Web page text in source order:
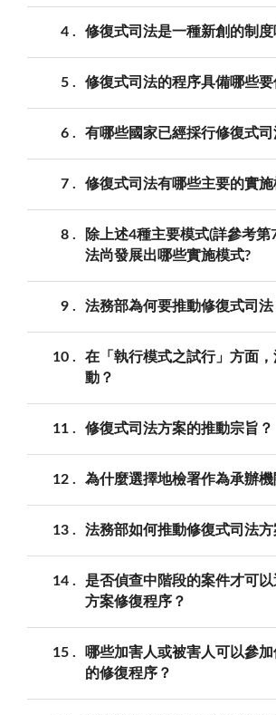
4 修復式司法是一種新創的制度
5 修復式司法的程序具備哪些要
6 有哪些國家已經採行修復式司
7 修復式司法有哪些主要的實施
8
除上述4種主要模式(詳參考第
法尚發展出哪些實施模式?
9 法務部為何要推動修復式司法
10
在「執行模式之試行」方面
動？
11 修復式司法方案的推動宗旨？
12 為什麼選擇地檢署作為承辦機
13 法務部如何推動修復式司法方
14
是否偵查中階段的案件才可
方案修復程序？
15
哪些加害人或被害人可以參
的修復程序？